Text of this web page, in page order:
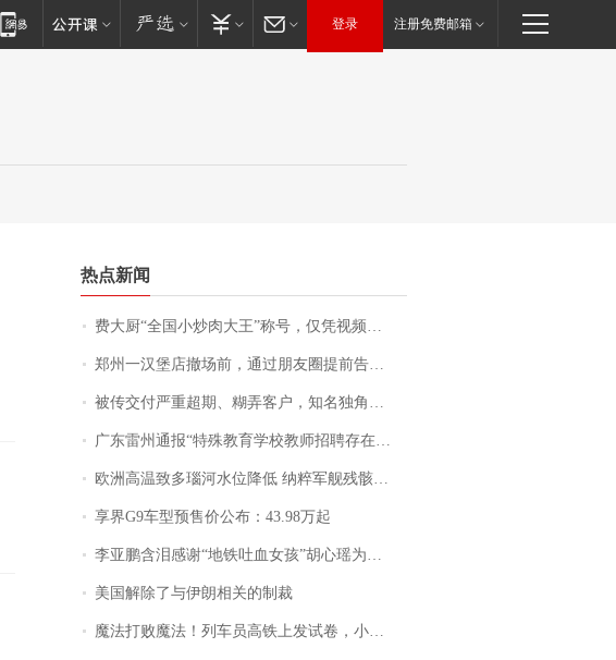
登录 注册免费邮箱
热点新闻
费大厨“全国小炒肉大王”称号，仅凭视频评出？中国烹饪协会回应
郑州一汉堡店撤场前，通过朋友圈提前告知逐一退费，有顾客仅剩1元也全被退回，分文不少；顾客：言而有信，让人感动
被传交付严重超期、糊弄客户，知名独角兽车企创始人回应：都没证据，将依法采取措施，“本人长期与美国交管局保持沟通，对方表示肯定”
广东雷州通报“特殊教育学校教师招聘存在违规行为”：已启动问责程序 副校长被停职
欧洲高温致多瑙河水位降低 纳粹军舰残骸重见天日
享界G9车型预售价公布：43.98万起
李亚鹏含泪感谢“地铁吐血女孩”胡心瑶为嫣然天使捐99999元：这份捐赠太沉重，尊重其捐赠意愿，个人向胡心瑶和她的病友之家各捐赠99999元
美国解除了与伊朗相关的制裁
魔法打败魔法！列车员高铁上发试卷，小朋友一秒静音，12306回应：列车员个人行为，不是铁路规定